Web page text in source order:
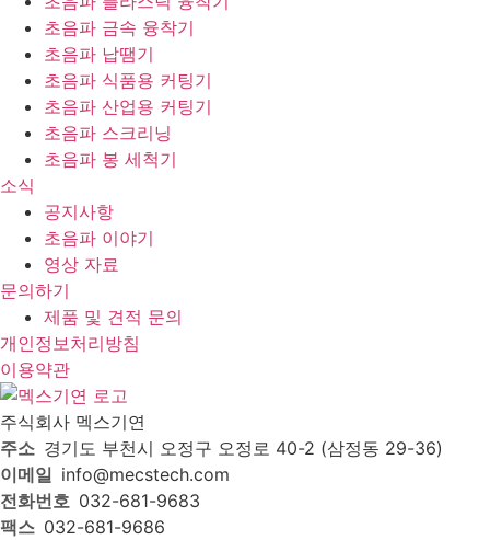
초음파 금속 융착기
초음파 납땜기
초음파 식품용 커팅기
초음파 산업용 커팅기
초음파 스크리닝
초음파 봉 세척기
소식
공지사항
초음파 이야기
영상 자료
문의하기
제품 및 견적 문의
개인정보처리방침
이용약관
주식회사 멕스기연
주소 경기도 부천시 오정구 오정로 40-2 (삼정동 29-36)
이메일 info@mecstech.com
전화번호 032-681-9683
팩스 032-681-9686